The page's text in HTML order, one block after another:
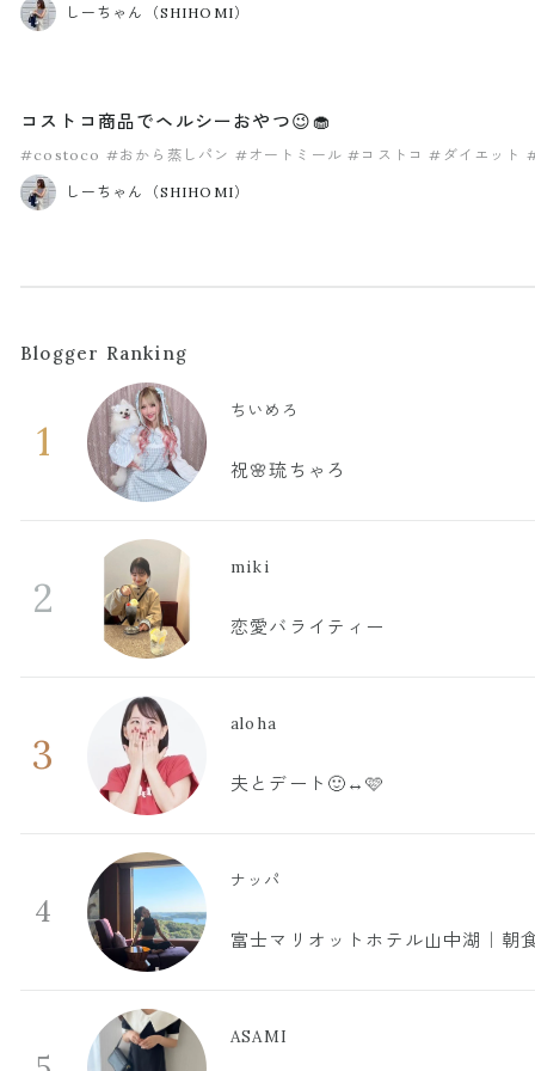
しーちゃん（SHIHOMI）
コストコ商品でヘルシーおやつ😉🧁
#costoco #おから蒸しパン #オートミール #コストコ #ダイエット
しーちゃん（SHIHOMI）
Blogger Ranking
1
ちいめろ
祝🌸琉ちゃろ
2
miki
恋愛バライティー
3
aloha
夫とデート🙂‍↔️🩷
4
ナッパ
富士マリオットホテル山中湖｜朝
ASAMI